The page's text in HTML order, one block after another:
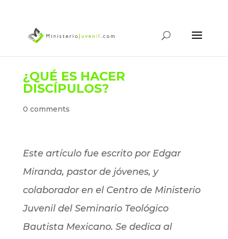
¿QUÉ ES HACER
DISCÍPULOS?
0 comments
Este artículo fue escrito por Edgar
Miranda, pastor de jóvenes, y
colaborador en el Centro de Ministerio
Juvenil del Seminario Teológico
Bautista Mexicano. Se dedica al